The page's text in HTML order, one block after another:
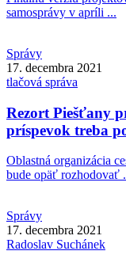
samosprávy v apríli ...
Správy
17. decembra 2021
tlačová správa
Rezort Piešťany
príspevok treba
Oblastná organizácia
bude opäť rozhodovať
Správy
17. decembra 2021
Radoslav Suchánek